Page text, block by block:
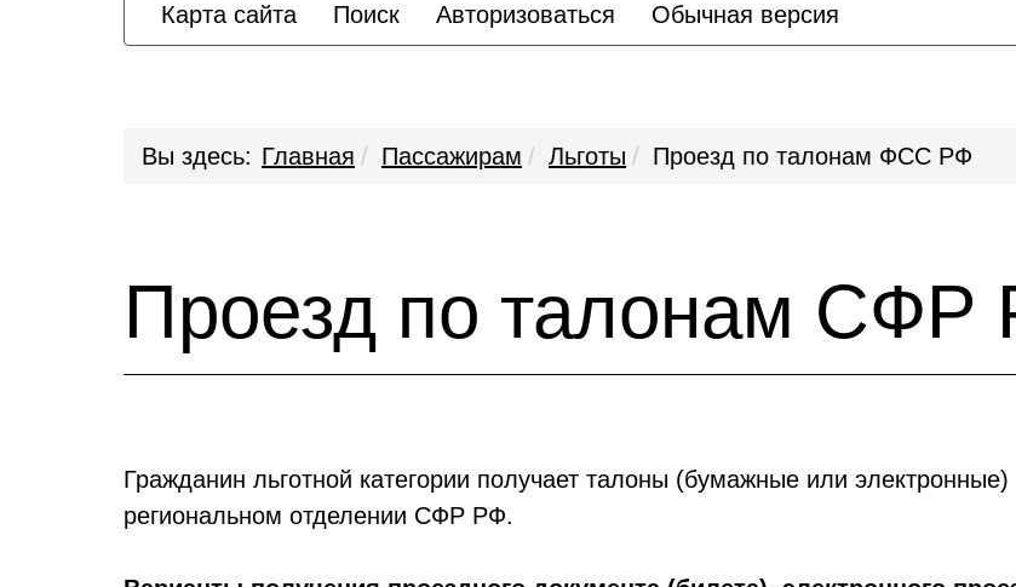
Карта сайта Поиск Авторизоваться Обычная версия
Вы здесь: Главная Пассажирам Льготы Проезд по талонам ФСС РФ
Проезд по талонам СФР
Гражданин льготной категории получает талоны (бумажные или
региональном отделении СФР РФ.